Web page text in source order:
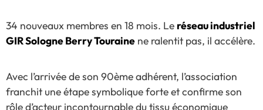
34 nouveaux membres en 18 mois. Le réseau industriel
GIR Sologne Berry Touraine ne ralentit pas, il accélère.
Avec l’arrivée de son 90ème adhérent, l’association
franchit une étape symbolique forte et confirme son
rôle d’acteur incontournable du tissu économique